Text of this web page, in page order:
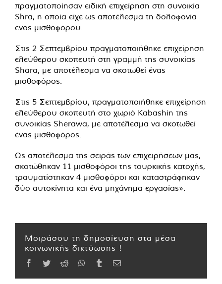
πραγματοποίησαν ειδική επιχείρηση στη συνοικία
Shra, η οποία είχε ως αποτέλεσμα τη δολοφονία
ενός μισθοφόρου.
Στις 2 Σεπτεμβρίου πραγματοποιήθηκε επιχείρηση
ελεύθερου σκοπευτή στη γραμμή της συνοικίας
Shara, με αποτέλεσμα να σκοτωθεί ένας
μισθοφόρος.
Στις 5 Σεπτεμβρίου, πραγματοποιήθηκε επιχείρηση
ελεύθερου σκοπευτή στο χωριό Kabashin της
συνοικίας Sherawa, με αποτέλεσμα να σκοτωθεί
ένας μισθοφόρος.
Ως αποτέλεσμα της σειράς των επιχειρήσεων μας,
σκοτώθηκαν 11 μισθοφόροι της τουρκικής κατοχής,
τραυματίστηκαν 4 μισθοφόροι και καταστράφηκαν
δύο αυτοκίνητα και ένα μηχάνημα εργασίας».
Μοιράσου τη δημοσίευση στα μέσα
κοινωνικής δικτύωσης !
Facebook
TwitterReddit WhatsApp
TumblrEmail